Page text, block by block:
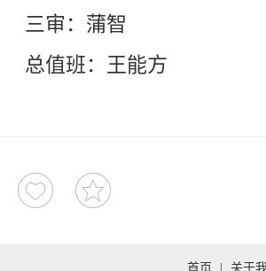
三审：蒲智
总值班：王能方
首页 关于